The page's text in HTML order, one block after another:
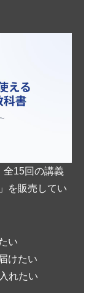
全15回の講義
を販売してい
い
けたい
れたい